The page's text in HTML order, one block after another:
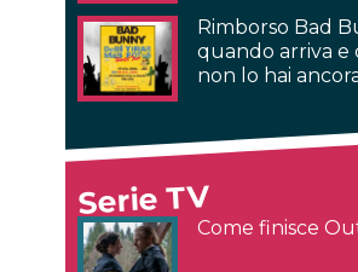
Rimborso Bad
quando arriva e
non lo hai
Serie TV
Come finisce